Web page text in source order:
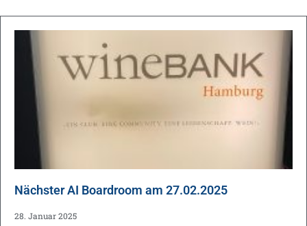
Nächster AI Boardroom am 27.02.2025
28. Januar 2025